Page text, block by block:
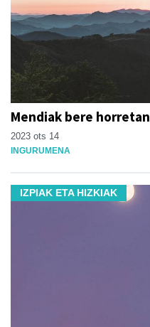
Mendiak bere horretan
2023 ots 14
INGURUMENA
IZPIAK ETA HIZKIAK